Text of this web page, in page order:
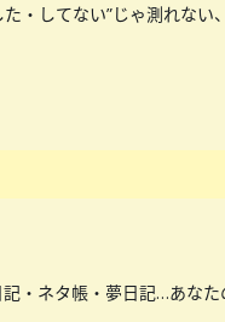
・してない”じゃ測れな
・ネタ帳・夢日記…あな